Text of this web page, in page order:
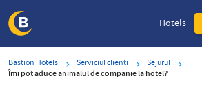
to
main
Hotels
Bastion Hotels Serviciul clienti
Sejurul
Îmi pot aduce animalul de companie la hotel?